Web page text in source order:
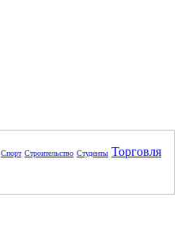
Спорт Строительство Студенты Торговля